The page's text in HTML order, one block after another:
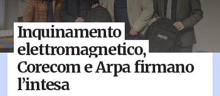
Inquinamento
elettromagnetico,
Corecom e Arpa firmano
l’intesa